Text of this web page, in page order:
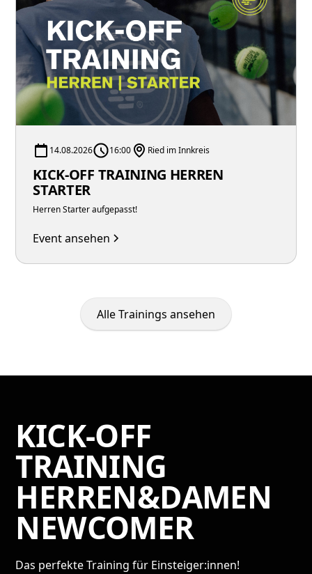
14.08.2026 16:00 Ried im Innkreis
KICK-OFF TRAINING HERREN
STARTER
Herren Starter aufgepasst!
Event ansehen
Alle Trainings ansehen
KICK-OFF
TRAINING
HERREN&DAMEN
NEWCOMER
Das perfekte Training für Einsteiger:innen!